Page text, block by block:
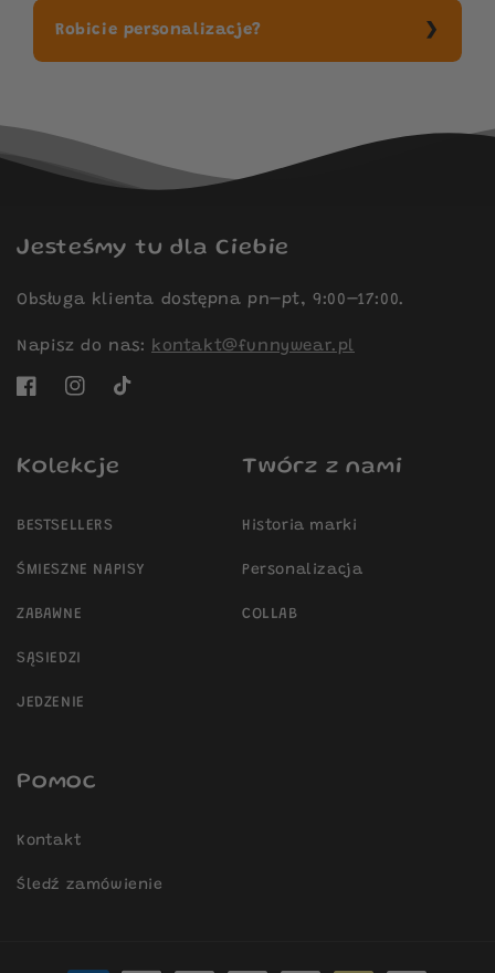
Robicie personalizacje?
Jesteśmy tu dla Ciebie
Obsługa klienta dostępna pn–pt, 9:00–17:00.
Napisz do nas: kontakt@funnywear.pl
FacebookInstagram
TikTok
Kolekcje
BESTSELLERS
ŚMIESZNE NAPISY
ZABAWNE
SĄSIEDZI
JEDZENIE
Twórz z nami
Historia marki
Personalizacja
COLLAB
Pomoc
Kontakt
Śledź zamówienie